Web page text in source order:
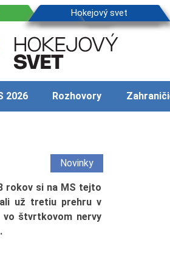
2026 Rozhovory
Novinky
rokov si na MS tejto
už tretiu prehru v
vo štvrtkovom nervy